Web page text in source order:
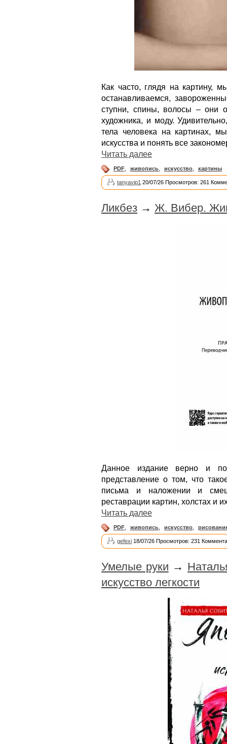
Как часто, глядя на картину,
останавливаемся,
ступни, спины, волосы – они
художника, и моду.
тела человека на картинах,
искусства и понять все
Читать далее
PDF живопись искусство картины
tanyavip1 20/07/26 Просмотров: 261
Ликбез → Ж. Вибер.
Данное издание верно и
представление о том, что
письма и наложении и
реставрации картин, холстах и
Читать далее
PDF живопись искусство
gefexi 18/07/26 Просмотров: 231
Умелые руки →
искусство легкости